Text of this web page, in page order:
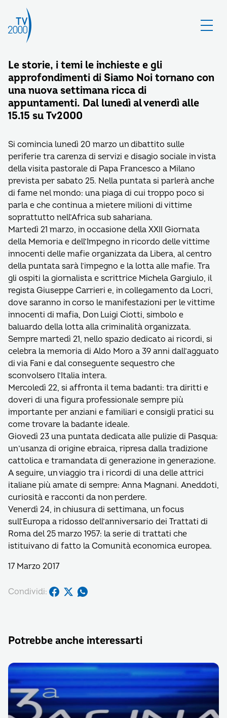
Le storie, i temi le inchieste e gli
approfondimenti di Siamo Noi tornano con
una nuova settimana ricca di
appuntamenti. Dal lunedì al venerdì alle
15.15 su Tv2000
Si comincia lunedì 20 marzo un dibattito sulle
periferie tra carenza di servizi e disagio sociale in vista
della visita pastorale di Papa Francesco a Milano
prevista per sabato 25. Nella puntata si parlerà anche
di fame nel mondo: una piaga di cui troppo poco si
parla e che continua a mietere milioni di vittime
soprattutto nell’Africa sub sahariana.
Martedì 21 marzo, in occasione della XXII Giornata
della Memoria e dell’Impegno in ricordo delle vittime
innocenti delle mafie organizzata da Libera, al centro
della puntata sarà l’impegno e la lotta alle mafie. Tra
gli ospiti la giornalista e scrittrice Michela Gargiulo, il
regista Giuseppe Carrieri e, in collegamento da Locri,
dove saranno in corso le manifestazioni per le vittime
innocenti di mafia, Don Luigi Ciotti, simbolo e
baluardo della lotta alla criminalità organizzata.
Sempre martedì 21, nello spazio dedicato ai ricordi, si
celebra la memoria di Aldo Moro a 39 anni dall’agguato
di via Fani e dal conseguente sequestro che
sconvolsero l’Italia intera.
Mercoledì 22, si affronta il tema badanti: tra diritti e
doveri di una figura professionale sempre più
importante per anziani e familiari e consigli pratici su
come trovare la badante ideale.
Giovedì 23 una puntata dedicata alle pulizie di Pasqua:
un’usanza di origine ebraica, ripresa dalla tradizione
cattolica e tramandata di generazione in generazione.
A seguire, un viaggio tra i ricordi di una delle attrici
italiane più amate di sempre: Anna Magnani. Aneddoti,
curiosità e racconti da non perdere.
Venerdì 24, in chiusura di settimana, un focus
sull’Europa a ridosso dell’anniversario dei Trattati di
Roma del 25 marzo 1957: la serie di trattati che
istituivano di fatto la Comunità economica europea.
17 Marzo 2017
Condividi:
Potrebbe anche interessarti